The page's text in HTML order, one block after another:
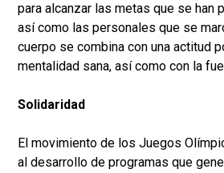
para alcanzar las metas que se han
así como las personales que se
cuerpo se combina con una actitud
mentalidad sana, así como con la
Solidaridad
El movimiento de los Juegos
al desarrollo de programas que